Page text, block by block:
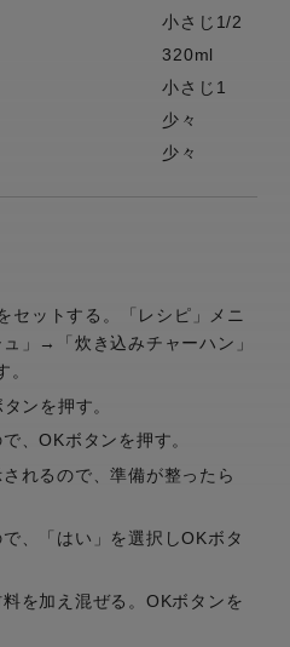
小さじ1/2
320ml
小さじ1
少々
少々
ットする。「レシピ」メニ
」→「炊き込みチャーハン」
ンを押す。
、OKボタンを押す。
れるので、準備が整ったら
、「はい」を選択しOKボタ
を加え混ぜる。OKボタンを